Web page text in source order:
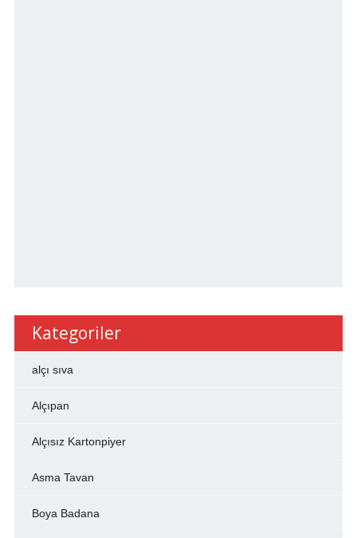
Kategoriler
alçı sıva
Alçıpan
Alçısız Kartonpiyer
Asma Tavan
Boya Badana